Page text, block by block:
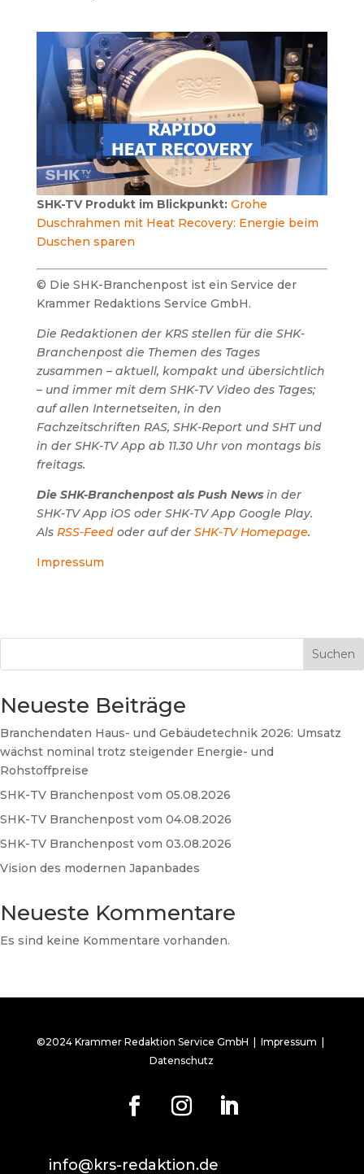
SHK-TV Produkt im Blickpunkt: Grohe
Duschrahmen mit Heat Recovery: Energie beim
Duschen sparen
© Die SHK-Branchenpost ist ein Service der
Krammer Redaktions Service GmbH.
Die Redaktionen der KRS stellen für die SHK-
Branchenpost die Themen des Tages
zusammen – aktuell, kompakt und übersichtlich
– und immer mit dem SHK-TV Video des Tages;
auf allen Internetseiten, in den
Fachzeitschriften RAS, SHK-Report und SHT und
in der SHK-TV App ab 11.30 Uhr von montags bis
freitags.
Die SHK-Branchenpost als Push Newsin der
SHK-TV App iOS oder SHK-TV App Google Play.
Als RSS-Feedoder auf der SHK-TV Homepage.
Impressum
Suchen
Neueste Beiträge
Branchendaten Haus- und Gebäudetechnik 2026: Umsatz
wächst nominal trotz steigender Energie- und
Rohstoffpreise
SHK-TV Branchenpost vom 05.08.2026
SHK-TV Branchenpost vom 04.08.2026
SHK-TV Branchenpost vom 03.08.2026
Vision des modernen Japanbades
Neueste Kommentare
Es sind keine Kommentare vorhanden.
©2024 Krammer Redaktion Service GmbH |Impressum
Datenschutz
info@krs-redaktion.de